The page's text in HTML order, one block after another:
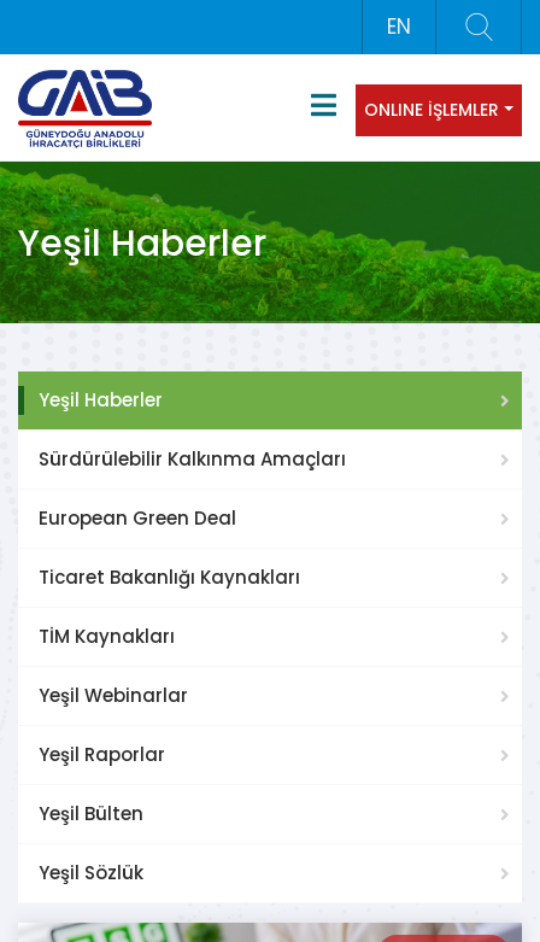
EN
ONLINE İŞLEMLER
Yeşil Haberler
Yeşil Haberler
Sürdürülebilir Kalkınma Amaçları
European Green Deal
Ticaret Bakanlığı Kaynakları
TİM Kaynakları
Yeşil Webinarlar
Yeşil Raporlar
Yeşil Bülten
Yeşil Sözlük